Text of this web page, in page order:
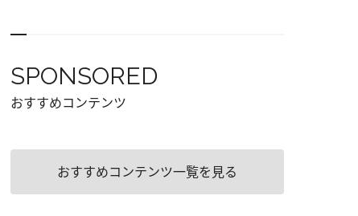
SPONSORED
おすすめコンテンツ
おすすめコンテンツ一覧を見る